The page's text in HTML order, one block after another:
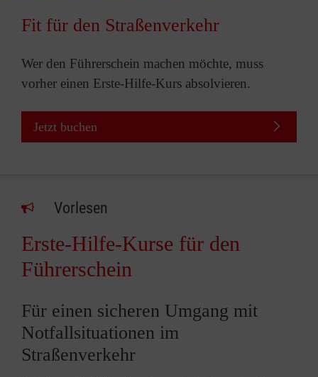
Fit für den Straßenverkehr
Wer den Führerschein machen möchte, muss
vorher einen Erste-Hilfe-Kurs absolvieren.
Jetzt buchen
Vorlesen
Erste-Hilfe-Kurse für den
Führerschein
Für einen sicheren Umgang mit
Notfallsituationen im
Straßenverkehr